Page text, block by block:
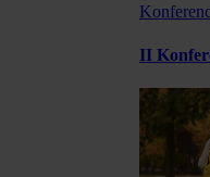
II